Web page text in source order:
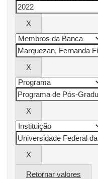
Retornar valores